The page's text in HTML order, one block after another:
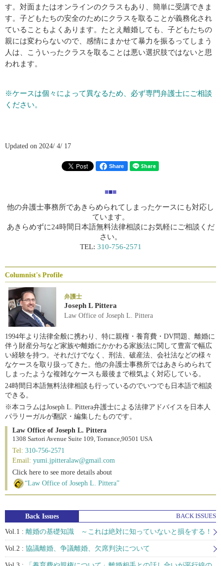
す。対面またはオンラインのクラスもあり、簡単に受講できま
す。子どもたちの安全のためにクラスを取ることが義務化され
ていることもよくあります。たとえ離婚しても、子どもたちの
親には変わらないので、感情にまかせて暴力を振るってしまう
人は、こういったクラスを取ることは悪い選択肢ではないと思
われます。
※ケースは個々によって異なるため、必ず専門弁護士にご相談
ください。
Updated on 2024/ 4/ 17
Share
■■■
他の弁護士事務所であきらめられてしまったケースにも対応し
ています。
あきらめずに24時間日本語無料法律相談にお気軽にご相談くだ
さい。
TEL: 310-756-2571
Columnist's Profile
弁護士
Joseph L Pittera
Law Office of Joseph L. Pittera
1994年より法律全般に携わり、特に親権・養育費・DV問題、離婚に
伴う財産分与など家族や離婚にかかわる家族法に関して豊富で幅広
い経験を持つ。それだけでなく、刑法、破産法、会社法などの様々
なケースを取り扱ってきた。他の弁護士事務所ではあきらめられて
しまったような複雑なケースも最後まで根気よく対応している。
24時間日本語無料法律相談も行っているのでいつでも日本語で相談
できる。
※本コラムはJoseph L. Pittera弁護士による法律アドバイスを日本人
パラリーガルが翻訳・編集したものです。
Law Office of Joseph L. Pittera
1308 Sartori Avenue Suite 109, Torrance,90501 USA
Tel: 310-756-2571
Email: yumi.jpitteralaw@gmail.com
Click here to see more details about
“Law Office of Joseph L. Pittera”
Back Issues BACK ISSUES
Vol.1 : 離婚の基礎知識 ～これは絶対に知っていないと損をする！
Vol.2 : 協議離婚、争議離婚、欠席判決について